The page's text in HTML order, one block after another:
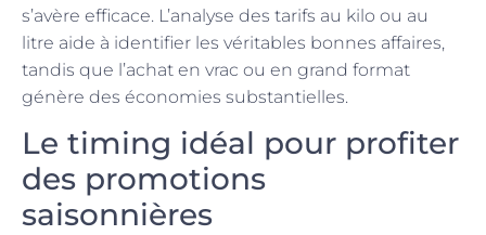
s’avère efficace. L’analyse des tarifs au kilo ou au
litre aide à identifier les véritables bonnes affaires,
tandis que l’achat en vrac ou en grand format
génère des économies substantielles.
Le timing idéal pour profiter
des promotions
saisonnières